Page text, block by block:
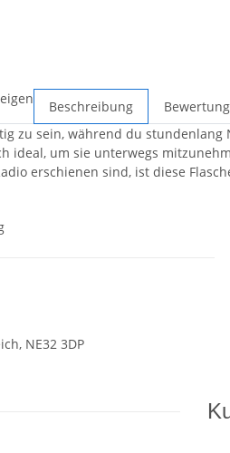
Beschreibung
zu sein, während du
ideal, um sie unterwegs
erschienen sind, ist diese
NE32 3DP